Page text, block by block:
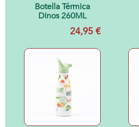
Botella Térmica
Dinos 260ML
24,95 €